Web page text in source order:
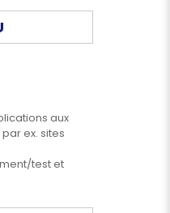
aux
ex. sites
test et